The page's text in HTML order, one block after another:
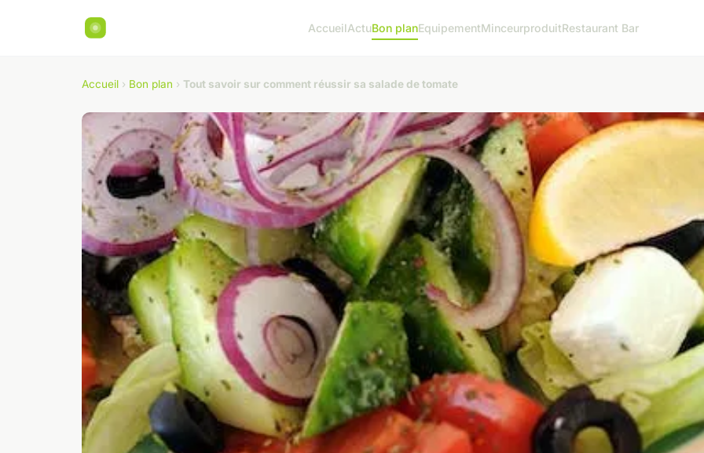
AccueilActuBon planEquipementMinceurproduitRestaurant Bar
Accueil › Bon plan › Tout savoir sur comment réussir sa salade de tomate